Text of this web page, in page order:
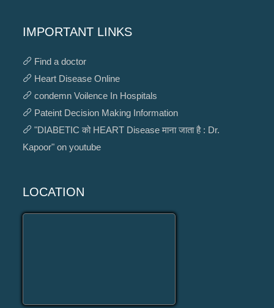
IMPORTANT LINKS
Find a doctor
Heart Disease Online
condemn Voilence In Hospitals
Pateint Decision Making Information
"DIABETIC को HEART Disease माना जाता है : Dr.
Kapoor" on youtube
LOCATION